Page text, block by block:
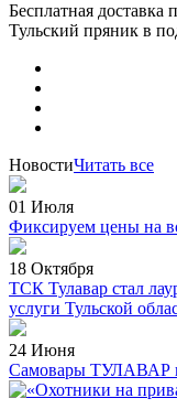
Бесплатная доставка
Тульский пряник в
НовостиЧитать все
01 Июля
Фиксируем цены на
18 Октября
ТСК Тулавар стал
услуги Тульской
24 Июня
Самовары ТУЛАВАР